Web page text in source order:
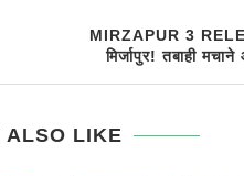
MIRZAPUR 3
मिर्जापुर! तबाही
ALSO LIKE